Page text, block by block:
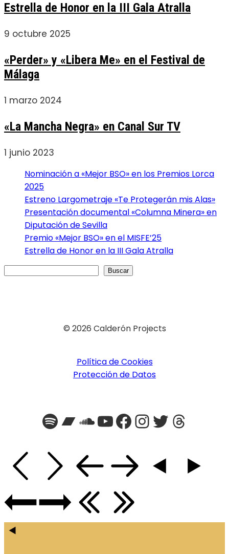
Estrella de Honor en la III Gala Atralla
9 octubre 2025
«Perder» y «Libera Me» en el Festival de
Málaga
1 marzo 2024
«La Mancha Negra» en Canal Sur TV
1 junio 2023
Nominación a «Mejor BSO» en los Premios Lorca
2025
Estreno Largometraje «Te Protegerán mis Alas»
Presentación documental «Columna Minera» en
Diputación de Sevilla
Premio «Mejor BSO» en el MISFE’25
Estrella de Honor en la III Gala Atralla
Buscar
© 2026 Calderón Projects
Política de Cookies
Protección de Datos
Spotify
Bandcamp
SoundCloud
YouTube
Facebook
Instagram
Twitter